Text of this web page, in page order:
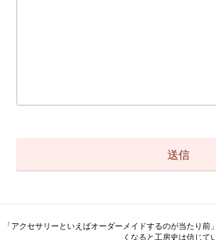
「アクセサリーといえばオーダーメイドするのが当たり
くなると工房史は信じて